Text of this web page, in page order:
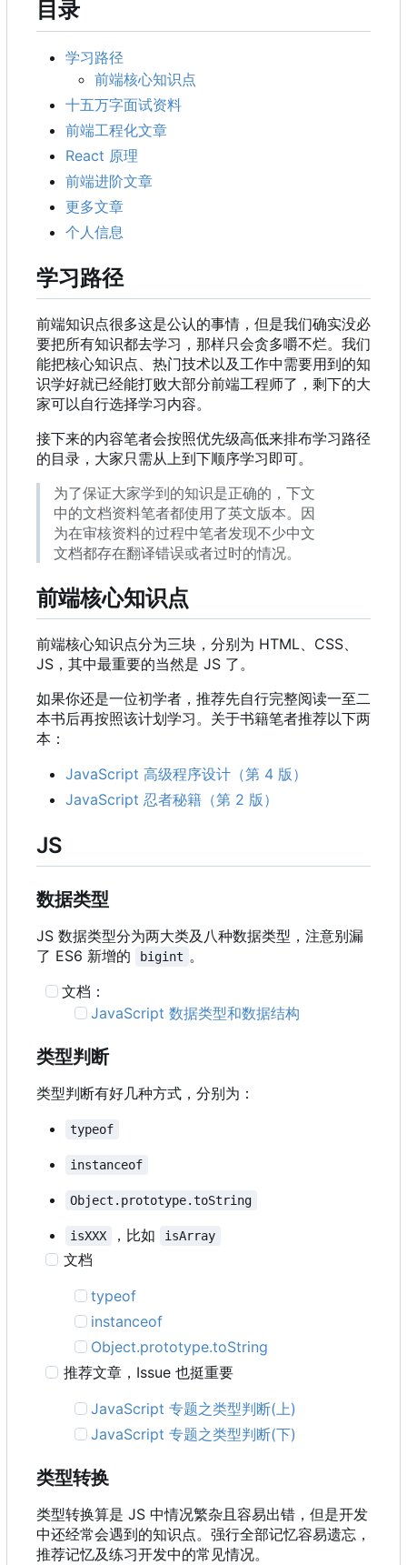
目录
学习路径
前端核心知识点
十五万字面试资料
前端工程化文章
React 原理
前端进阶文章
更多文章
个人信息
学习路径
前端知识点很多这是公认的事情，但是我们确实没必
要把所有知识都去学习，那样只会贪多嚼不烂。我们
能把核心知识点、热门技术以及工作中需要用到的知
识学好就已经能打败大部分前端工程师了，剩下的大
家可以自行选择学习内容。
接下来的内容笔者会按照优先级高低来排布学习路径
的目录，大家只需从上到下顺序学习即可。
为了保证大家学到的知识是正确的，下文
中的文档资料笔者都使用了英文版本。因
为在审核资料的过程中笔者发现不少中文
文档都存在翻译错误或者过时的情况。
前端核心知识点
前端核心知识点分为三块，分别为 HTML、CSS、
JS ， 其中最重要的当然是 JS 了。
如果你还是一位初学者，推荐先自行完整阅读一至二
本书后再按照该计划学习。关于书籍笔者推荐以下两
本：
JavaScript 高级程序设计（第 4 版）
JavaScript 忍者秘籍（第 2 版）
JS
数据类型
JS 数据类型分为两大类及八种数据类型，注意别漏
了 ES6 新增的
bigint 。
文档：
JavaScript 数据类型和数据结构
类型判断
类型判断有好几种方式，分别为：
typeof
instanceof
Object.prototype.toString
isXXX ，比如 isArray
文档
typeof
instanceof
Object.prototype.toString
推荐文章 ， Issue 也挺重要
JavaScript 专题之类型判断(上)
JavaScript 专题之类型判断(下)
类型转换
类型转换算是 JS 中情况繁杂且容易出错，但是开发
中还经常会遇到的知识点。强行全部记忆容易遗忘，
推荐记忆及练习开发中的常见情况。